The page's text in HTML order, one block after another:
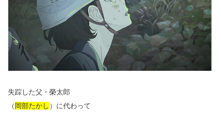
失踪した父・榮太郎
（ 岡部たかし ）に代わって